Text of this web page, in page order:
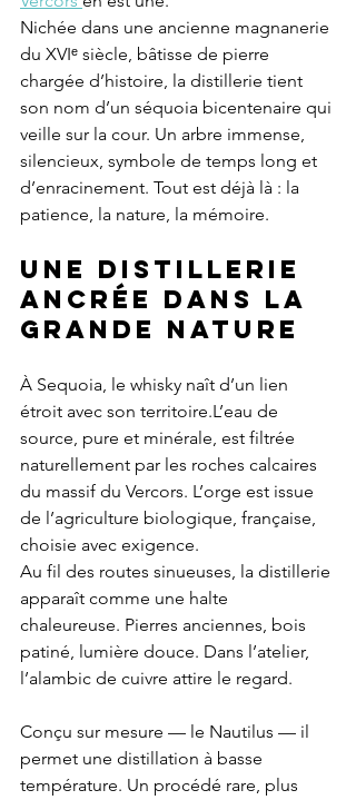
Nichée dans une ancienne magnanerie
du XVIᵉ siècle, bâtisse de pierre
chargée d’histoire, la distillerie tient
son nom d’un séquoia bicentenaire qui
veille sur la cour. Un arbre immense,
silencieux, symbole de temps long et
d’enracinement. Tout est déjà là : la
patience, la nature, la mémoire.
Une distillerie
ancrée dans la
grande nature
À Sequoia, le whisky naît d’un lien
étroit avec son territoire.L’eau de
source, pure et minérale, est filtrée
naturellement par les roches calcaires
du massif du Vercors. L’orge est issue
de l’agriculture biologique, française,
choisie avec exigence.
Au fil des routes sinueuses, la distillerie
apparaît comme une halte
chaleureuse. Pierres anciennes, bois
patiné, lumière douce. Dans l’atelier,
l’alambic de cuivre attire le regard.
Conçu sur mesure — le Nautilus — il
permet une distillation à basse
température. Un procédé rare, plus